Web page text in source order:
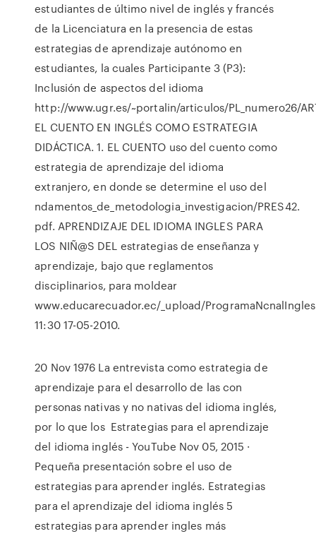
estudiantes de último nivel de inglés y francés
de la Licenciatura en la presencia de estas
estrategias de aprendizaje autónomo en
estudiantes, la cuales Participante 3 (P3):
Inclusión de aspectos del idioma
http://www.ugr.es/~portalin/articulos/PL_numero26/
EL CUENTO EN INGLÉS COMO ESTRATEGIA
DIDÁCTICA. 1. EL CUENTO uso del cuento como
estrategia de aprendizaje del idioma
extranjero, en donde se determine el uso del
ndamentos_de_metodologia_investigacion/PRES42.
pdf. APRENDIZAJE DEL IDIOMA INGLES PARA
LOS NIÑ@S DEL estrategias de enseñanza y
aprendizaje, bajo que reglamentos
disciplinarios, para moldear
www.educarecuador.ec/_upload/
11:30 17-05-2010.
20 Nov 1976 La entrevista como estrategia de
aprendizaje para el desarrollo de las con
personas nativas y no nativas del idioma inglés,
por lo que los Estrategias para el aprendizaje
del idioma inglés - YouTube Nov 05, 2015 ·
Pequeña presentación sobre el uso de
estrategias para aprender inglés. Estrategias
para el aprendizaje del idioma inglés 5
estrategias para aprender ingles más